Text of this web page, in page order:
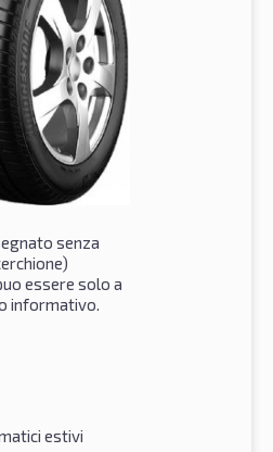
senza
essere solo a
informativo.
estivi